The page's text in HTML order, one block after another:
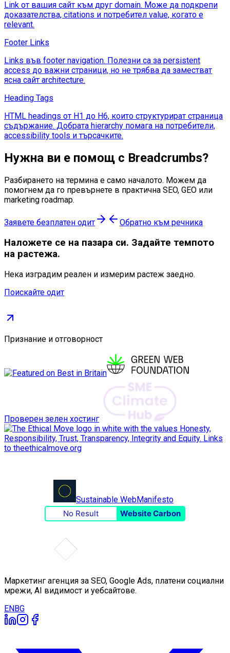
Link от вашия сайт към друг domain. Може да подкрепи
доказателства, citations и потребител value, когато е
relevant.
Footer Links
Links във footer navigation. Полезни са за persistent
access до важни страници, но не трябва да заместват
ясна сайт architecture.
Heading Tags
HTML headings от H1 до H6, които структурират страница
съдържание. Добрата hierarchy помага на потребители,
accessibility tools и търсачките.
Нужна ви е помощ с Breadcrumbs?
Разбирането на термина е само началото. Можем да
помогнем да го превърнете в практична SEO, GEO или
marketing roadmap.
Заявете безплатен одит Обратно към речника
Наложете се на пазара си. Задайте темпото
на растежа.
Нека изградим реален и измерим растеж заедно.
Поискайте одит
Признание и отговорност
Проверен зелен хостинг
Sustainable WebManifesto
No Result
Website Carbon
Маркетинг агенция за SEO, Google Ads, платени социални
мрежи, AI видимост и уебсайтове.
ENBG